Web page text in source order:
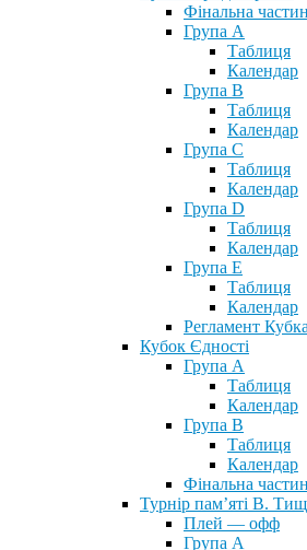
Фінальна
Група А
Таблиця
Календар
Група В
Таблиця
Календар
Група С
Таблиця
Календар
Група D
Таблиця
Календар
Група Е
Таблиця
Календар
Регламент
Кубок Єдності
Група А
Таблиця
Календар
Група В
Таблиця
Календар
Фінальна
Турнір пам’яті В.
Плей — офф
Група А